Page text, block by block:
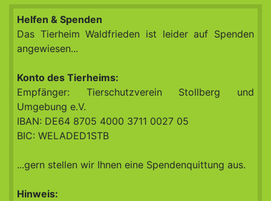
Helfen & Spenden
Das Tierheim Waldfrieden ist leider auf Spenden
angewiesen...
Konto des Tierheims:
Empfänger: Tierschutzverein Stollberg und
Umgebung e.V.
IBAN: DE64 8705 4000 3711 0027 05
BIC: WELADED1STB
...gern stellen wir Ihnen eine Spendenquittung aus.
Hinweis: